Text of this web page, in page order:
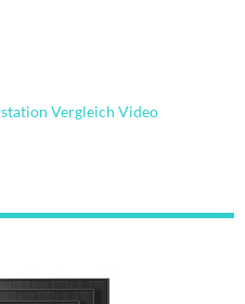
Vergleich Video